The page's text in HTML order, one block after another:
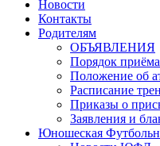
Новости
Контакты
Родителям
ОБЪЯВЛЕНИЯ
Порядок
Положение об
Расписание
Приказы о
Заявления и
Юношеская